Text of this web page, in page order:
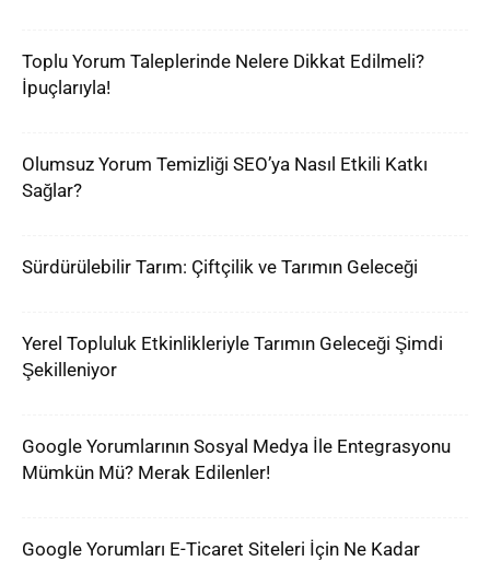
Toplu Yorum Taleplerinde Nelere Dikkat Edilmeli?
İpuçlarıyla!
Olumsuz Yorum Temizliği SEO’ya Nasıl Etkili Katkı
Sağlar?
Sürdürülebilir Tarım: Çiftçilik ve Tarımın Geleceği
Yerel Topluluk Etkinlikleriyle Tarımın Geleceği Şimdi
Şekilleniyor
Google Yorumlarının Sosyal Medya İle Entegrasyonu
Mümkün Mü? Merak Edilenler!
Google Yorumları E-Ticaret Siteleri İçin Ne Kadar